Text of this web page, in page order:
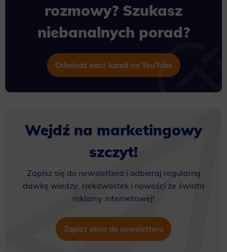
rozmowy? Szukasz
niebanalnych porad?
Odwiedź nasz kanał na YouTube
Wejdź na marketingowy
szczyt!
Zapisz się do newslettera i odbieraj regularną
dawkę wiedzy, ciekawostek i nowości ze świata
reklamy internetowej!
Zapisz mnie do newslettera